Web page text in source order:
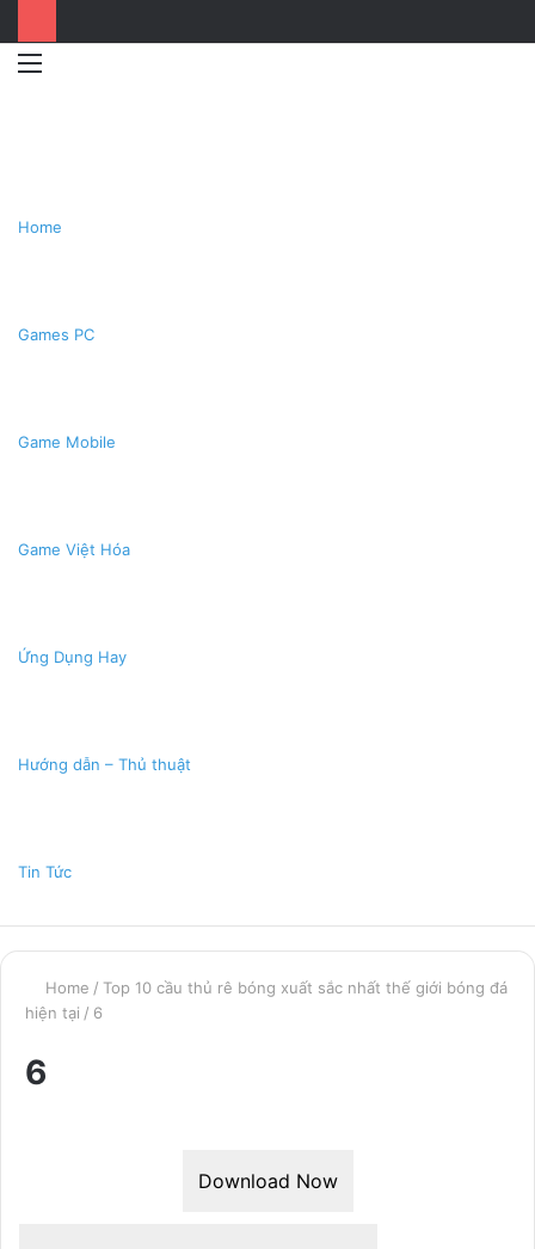
Home
Games PC
Game Mobile
Game Việt Hóa
Ứng Dụng Hay
Hướng dẫn – Thủ thuật
Tin Tức
Home / Top 10 cầu thủ rê bóng xuất sắc nhất thế giới bóng đá
hiện tại / 6
6
Download Now